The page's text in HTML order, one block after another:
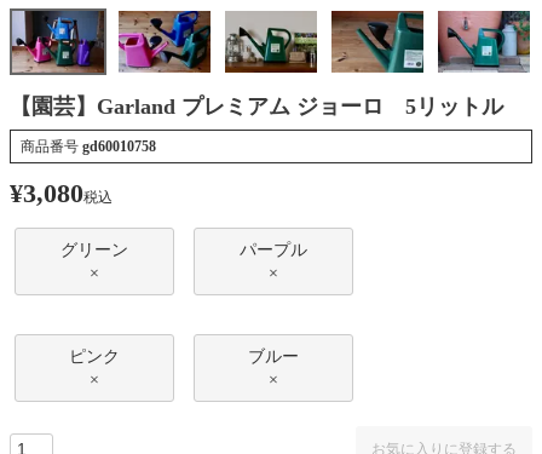
【園芸】Garland プレミアム ジョーロ 5リットル
商品番号 gd60010758
¥3,080税込
グリーン
×
パープル
×
ピンク
×
ブルー
×
お気に入りに登録する